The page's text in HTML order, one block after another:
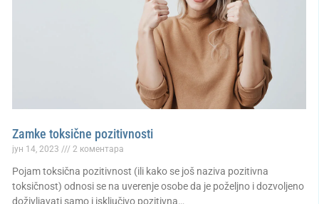
Zamke toksične pozitivnosti
јун 14, 2023 2 коментара
Pojam toksična pozitivnost (ili kako se još naziva pozitivna
toksičnost) odnosi se na uverenje osobe da je poželjno i dozvoljeno
doživljavati samo i isključivo pozitivna…